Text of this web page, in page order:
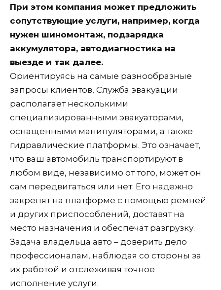
При этом компания может предложить
сопутствующие услуги, например, когда
нужен шиномонтаж, подзарядка
аккумулятора, автодиагностика на
выезде и так далее.
Ориентируясь на самые разнообразные
запросы клиентов, Служба эвакуации
располагает несколькими
специализированными эвакуаторами,
оснащенными манипуляторами, а также
гидравлические платформы. Это означает,
что ваш автомобиль транспортируют в
любом виде, независимо от того, может он
сам передвигаться или нет. Его надежно
закрепят на платформе с помощью ремней
и других приспособлений, доставят на
место назначения и обеспечат разгрузку.
Задача владельца авто – доверить дело
профессионалам, наблюдая со стороны за
их работой и отслеживая точное
исполнение услуги.